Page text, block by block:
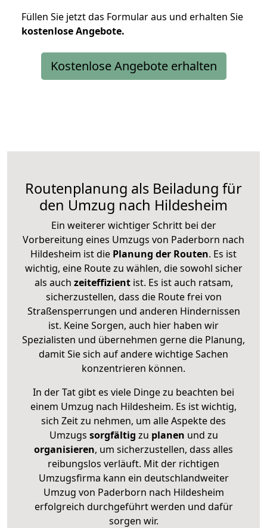
Füllen Sie jetzt das Formular aus und erhalten Sie
kostenloseAngebote.
Kostenlose Angebote erhalten
Routenplanung als Beiladung für
den Umzug nach Hildesheim
Ein weiterer wichtiger Schritt bei der
Vorbereitung eines Umzugs von Paderborn nach
Hildesheim ist die Planung der Routen. Es ist
wichtig, eine Route zu wählen, die sowohl sicher
als auch zeiteffizientist. Es ist auch ratsam,
sicherzustellen, dass die Route frei von
Straßensperrungen und anderen Hindernissen
ist. Keine Sorgen, auch hier haben wir
Spezialisten und übernehmen gerne die Planung,
damit Sie sich auf andere wichtige Sachen
konzentrieren können.
In der Tat gibt es viele Dinge zu beachten bei
einem Umzug nach Hildesheim. Es ist wichtig,
sich Zeit zu nehmen, um alle Aspekte des
Umzugs sorgfältig zu planen und zu
organisieren, um sicherzustellen, dass alles
reibungslos verläuft. Mit der richtigen
Umzugsfirma kann ein deutschlandweiter
Umzug von Paderborn nach Hildesheim
erfolgreich durchgeführt werden und dafür
sorgen wir.